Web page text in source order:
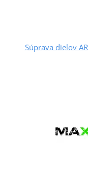
Súprava dielov